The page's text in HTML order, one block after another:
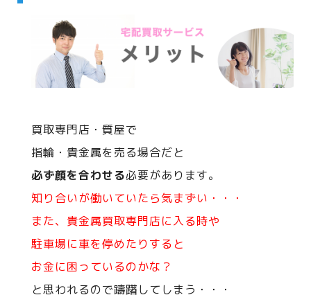
買取専門店・質屋で
指輪・貴金属を売る場合だと
必ず顔を合わせる必要があります。
知り合いが働いていたら気まずい・・・
また、貴金属買取専門店に入る時や
駐車場に車を停めたりすると
お金に困っているのかな？
と思われるので躊躇してしまう・・・